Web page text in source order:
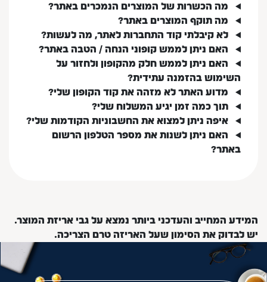
מה הכשרות של המוצרים הנמכרים באתר?
מה תוקף המוצרים באתר?
לא קיבלתי קוד התחברות לאתר, מה לעשות?
האם ניתן לממש קופוני הנחה / הטבה באתר?
האם ניתן לממש חלק מהקופון ולחזור על
השימוש בהזמנה עתידית?
מדוע האתר לא מזהה את קוד הקופון שלי?
תוך כמה זמן יגיע המשלוח שלי?
איפה ניתן למצוא את החשבוניות הקודמות שלי?
האם ניתן לשנות את מספר הטלפון הרשום
באתר?
המידע המחייב והעדכני ביותר נמצא על גבי אריזת המוצר.
יש לבדוק את הסימון שעל האריזה טרם הצריכה.